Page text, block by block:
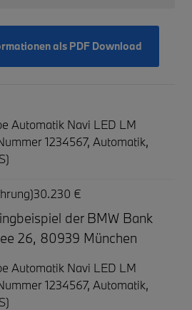
als PDF Download
Automatik Navi LED LM
1234567, Automatik,
30.230 €
der BMW Bank
26, 80939 München
Automatik Navi LED LM
1234567, Automatik,